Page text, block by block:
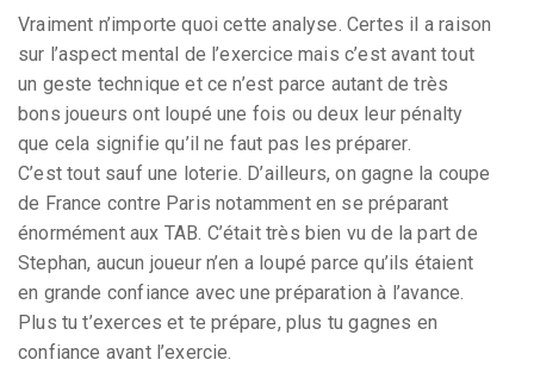
Vraiment n’importe quoi cette analyse. Certes il a raison
sur l’aspect mental de l’exercice mais c’est avant tout
un geste technique et ce n’est parce autant de très
bons joueurs ont loupé une fois ou deux leur pénalty
que cela signifie qu’il ne faut pas les préparer.
C’est tout sauf une loterie. D’ailleurs, on gagne la coupe
de France contre Paris notamment en se préparant
énormément aux TAB. C’était très bien vu de la part de
Stephan, aucun joueur n’en a loupé parce qu’ils étaient
en grande confiance avec une préparation à l’avance.
Plus tu t’exerces et te prépare, plus tu gagnes en
confiance avant l’exercie.